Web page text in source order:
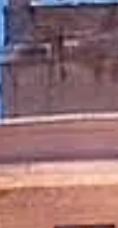
Orari di visitaCosa
Italiano IT
Biglietti
Castel Sant'Angelo:
Biglietti, accesso,